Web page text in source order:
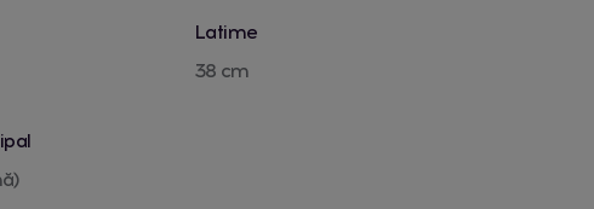
Latime
38 cm